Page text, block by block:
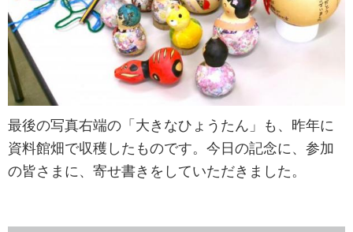
最後の写真右端の「大きなひょうたん」も、昨年に
資料館畑で収穫したものです。今日の記念に、参加
の皆さまに、寄せ書きをしていただきました。